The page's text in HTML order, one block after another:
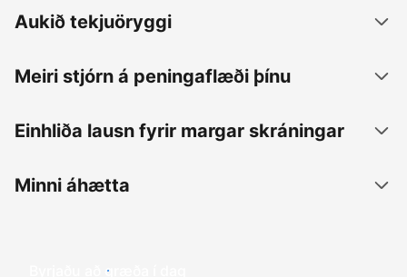
Aukið tekjuöryggi
Meiri stjórn á peningaflæði þínu
Einhliða lausn fyrir margar skráningar
Minni áhætta
Byrjaðu að græða í dag